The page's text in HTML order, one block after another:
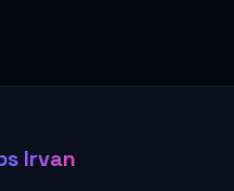
Irvan